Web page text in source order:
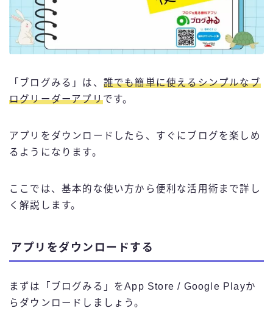
「ブログみる」は、 誰でも簡単に使えるシンプルなブ
ログリーダーアプリです。
アプリをダウンロードしたら、すぐにブログを楽しめ
るようになります。
ここでは、基本的な使い方から便利な活用術まで詳し
く解説します。
アプリをダウンロードする
まずは「ブログみる」をApp Store / Google Playか
らダウンロードしましょう。